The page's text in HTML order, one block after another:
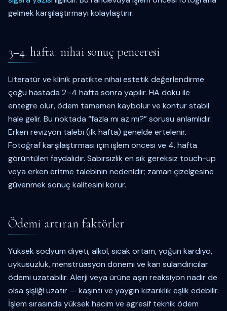
gelmek karşılaştırmayı kolaylaştırır.
3–4. hafta: nihai sonuç penceresi
Literatür ve klinik pratikte nihai estetik değerlendirme
çoğu hastada 2–4 hafta sonra yapılır. HA doku ile
entegre olur, ödem tamamen kaybolur ve kontur stabil
hale gelir. Bu noktada “fazla mı az mı?” sorusu anlamlıdır.
Erken revizyon talebi (ilk hafta) genelde ertelenir.
Fotoğraf karşılaştırması için işlem öncesi ve 4. hafta
görüntüleri faydalıdır. Sabırsızlık en sık gereksiz touch-up
veya erken eritme talebinin nedenidir; zaman çizelgesine
güvenmek sonuç kalitesini korur.
Ödemi artıran faktörler
Yüksek sodyum diyeti, alkol, sıcak ortam, yoğun kardiyo,
uykusuzluk, menstrüasyon dönemi ve kan sulandırıcılar
ödemi uzatabilir. Alerji veya ürüne aşırı reaksiyon nadir de
olsa şişliği uzatır — kaşıntı ve yaygın kızarıklık eşlik edebilir.
İşlem sırasında yüksek hacim ve agresif teknik ödem